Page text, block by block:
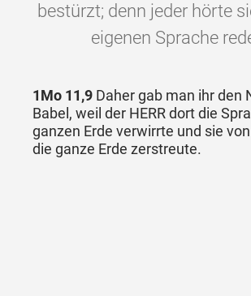
bestürzt; denn jeder hörte
eigenen Sprache
1Mo 11,9 Daher gab man ihr den
Babel, weil der HERR dort die
ganzen Erde verwirrte und sie
die ganze Erde zerstreute.